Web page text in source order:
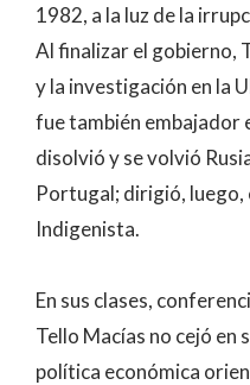
1982, a la luz de la
Al finalizar el gobierno,
y la investigación en la
fue también embajador
disolvió y se volvió
Portugal; dirigió,
Indigenista.
En sus clases,
Tello Macías no cejó en
política económica